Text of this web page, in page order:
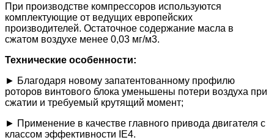
При производстве компрессоров используются
комплектующие от ведущих европейских
производителей. Остаточное содержание масла в
сжатом воздухе менее 0,03 мг/м3.
Технические особенности:
► Благодаря новому запатентованному профилю
роторов винтового блока уменьшены потери воздуха при
сжатии и требуемый крутящий момент;
► Применение в качестве главного привода двигателя с
классом эффективности IE4.